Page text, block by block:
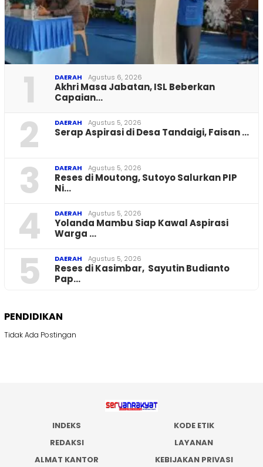
1 DAERAH Agustus 6, 2026
Akhri Masa Jabatan, ISL Beberkan
Capaian…
2 DAERAH Agustus 5, 2026
Serap Aspirasi di Desa Tandaigi, Faisan …
3 DAERAH Agustus 5, 2026
Reses di Moutong, Sutoyo Salurkan PIP
Ni…
4 DAERAH Agustus 5, 2026
Yolanda Mambu Siap Kawal Aspirasi
Warga …
5 DAERAH Agustus 5, 2026
Reses di Kasimbar, Sayutin Budianto
Pap…
PENDIDIKAN
Tidak Ada Postingan
INDEKS
KODE ETIK
REDAKSI
LAYANAN
ALMAT KANTOR
KEBIJAKAN PRIVASI